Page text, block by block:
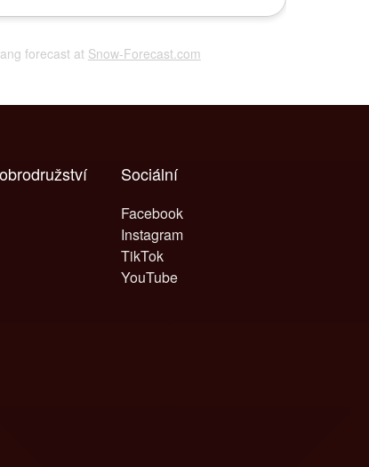
forecast at Snow-Forecast.com
Sociální
Facebook
Instagram
TikTok
YouTube